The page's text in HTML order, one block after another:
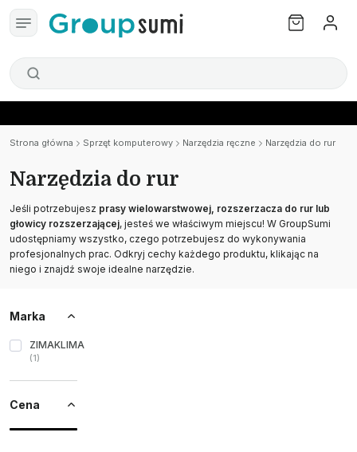
Strona główna Sprzęt komputerowy Narzędzia ręczne Narzędzia do rur
Narzędzia do rur
Jeśli potrzebujesz prasy wielowarstwowej, rozszerzacza do rur lub
głowicy rozszerzającej, jesteś we właściwym miejscu! W GroupSumi
udostępniamy wszystko, czego potrzebujesz do wykonywania
profesjonalnych prac. Odkryj cechy każdego produktu, klikając na
niego i znajdź swoje idealne narzędzie.
Marka
ZIMAKLIMA
(1)
Cena